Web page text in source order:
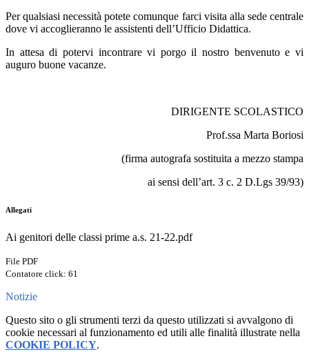
Per qualsiasi necessità potete comunque farci visita alla sede centrale
dove vi accoglieranno le assistenti dell’Ufficio Didattica.
In attesa di potervi incontrare vi porgo il nostro benvenuto e vi
auguro buone vacanze.
DIRIGENTE SCOLASTICO
Prof.ssa Marta Boriosi
(firma autografa sostituita a mezzo stampa
ai sensi dell’art. 3 c. 2 D.Lgs 39/93)
Allegati
Ai genitori delle classi prime a.s. 21-22.pdf
File PDF
Contatore click: 61
Notizie
Questo sito o gli strumenti terzi da questo utilizzati si avvalgono di
cookie necessari al funzionamento ed utili alle finalità illustrate nella
COOKIE POLICY.